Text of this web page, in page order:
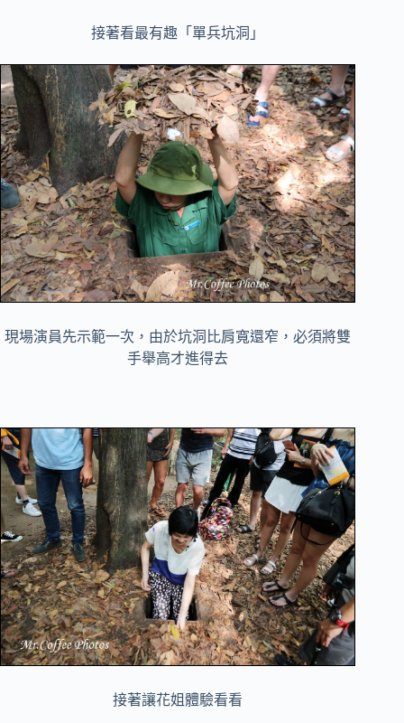
接著看最有趣「單兵坑洞」
現場演員先示範一次，由於坑洞比肩寬還窄，必須將雙
手舉高才進得去
接著讓花姐體驗看看